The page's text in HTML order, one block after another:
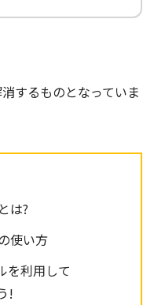
するものとなっていま
は?
使い方
を利用して
!